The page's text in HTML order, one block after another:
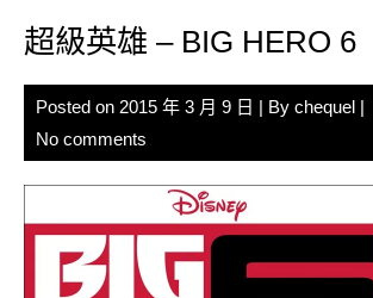
超級英雄 – BIG HERO 6
Posted on 2015 年 3 月 9 日 | By chequel |
No comments